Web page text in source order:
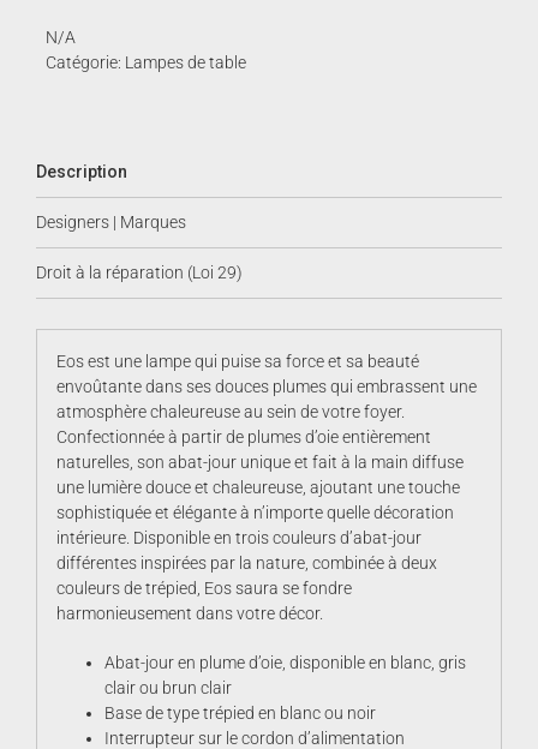
N/A
Catégorie: Lampes de table
Description
Designers | Marques
Droit à la réparation (Loi 29)
Eos est une lampe qui puise sa force et sa beauté
envoûtante dans ses douces plumes qui embrassent une
atmosphère chaleureuse au sein de votre foyer.
Confectionnée à partir de plumes d’oie entièrement
naturelles, son abat-jour unique et fait à la main diffuse
une lumière douce et chaleureuse, ajoutant une touche
sophistiquée et élégante à n’importe quelle décoration
intérieure. Disponible en trois couleurs d’abat-jour
différentes inspirées par la nature, combinée à deux
couleurs de trépied, Eos saura se fondre
harmonieusement dans votre décor.
Abat-jour en plume d’oie, disponible en blanc, gris
clair ou brun clair
Base de type trépied en blanc ou noir
Interrupteur sur le cordon d’alimentation